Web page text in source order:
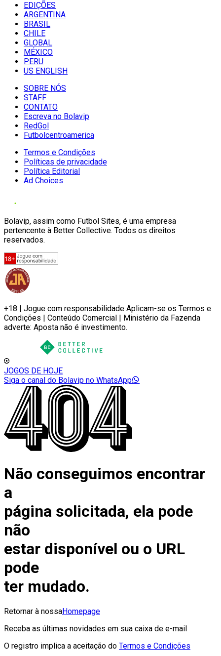
EDIÇÕES
ARGENTINA
BRASIL
CHILE
GLOBAL
MÉXICO
PERU
US ENGLISH
SOBRE NÓS
STAFF
CONTATO
Escreva no Bolavip
RedGol
Futbolcentroamerica
Termos e Condições
Políticas de privacidade
Política Editorial
Ad Choices
Bolavip, assim como Futbol Sites, é uma empresa
pertencente à Better Collective. Todos os direitos
reservados.
+18 | Jogue com responsabilidade Aplicam-se os Termos e
Condições | Conteúdo Comercial | Ministério da Fazenda
adverte: Aposta não é investimento.
JOGOS DE HOJE
Siga o canal do Bolavip no WhatsApp
Não conseguimos encontrar
a
página solicitada, ela pode
não
estar disponível ou o URL
pode
ter mudado.
Retornar à nossaHomepage
Receba as últimas novidades em sua caixa de e-mail
O registro implica a aceitação do Termos e Condições